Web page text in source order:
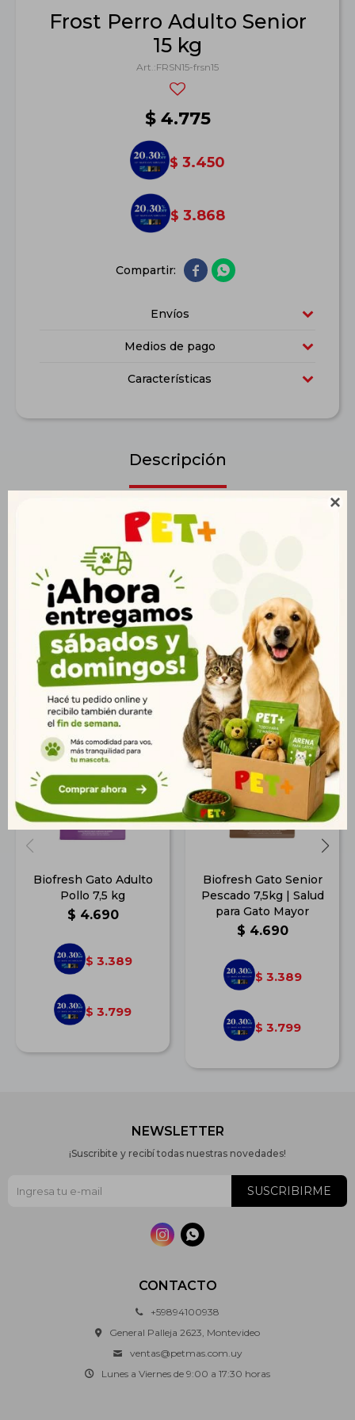

Frost Perro Adulto Senior
15 kg
FRSN15-frsn15
$ 4.775
$ 3.450
$ 3.868
 
Envíos
Medios de pago
Características
Descripción
Proteína de excelente calidad Protección del sistema
Inmunológico Previene la formación de sarro. Piel y pelaje
saludable y brillante. Protege la mucosa intestinal y ayuda en el
proceso de digestión. Protege las articulaciones y cartílagos.
Productos que te pueden interesar
Biofresh Gato Adulto
Pollo 7,5 kg
$ 4.690
$ 3.389
$ 3.799
Biofresh Gato Senior
Pescado 7,5kg | Salud
para Gato Mayor
$ 4.690
$ 3.389
$ 3.799
CONTACTO
+59894100938
General Palleja 2623, Montevideo
ventas@petmas.com.uy
Lunes a Viernes de 9:00 a 17:30 horas
NEWSLETTER
¡Suscribite y recibí todas nuestras novedades!
SUSCRIBIRME
 